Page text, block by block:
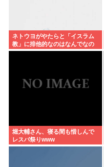
ネトウヨがやたらと「イスラム
教」に排他的なのはなんでなの
堀大輔さん、寝る間も惜しんで
レスバ祭りwww